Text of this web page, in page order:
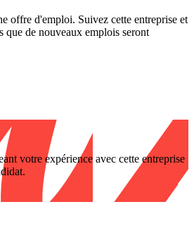
offre d'emploi. Suivez cette entreprise et
que de nouveaux emplois seront
votre expérience avec cette entreprise